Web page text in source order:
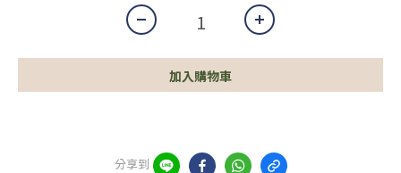
加入購物車
分享到